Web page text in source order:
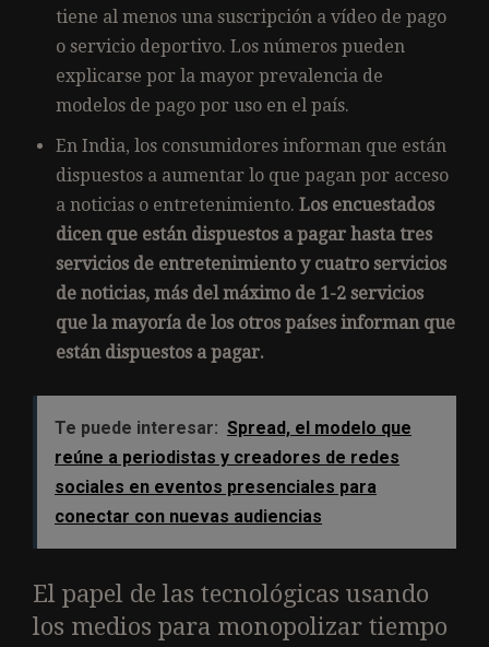
tiene al menos una suscripción a vídeo de pago
o servicio deportivo. Los números pueden
explicarse por la mayor prevalencia de
modelos de pago por uso en el país.
En India, los consumidores informan que están
dispuestos a aumentar lo que pagan por acceso
a noticias o entretenimiento. Los encuestados
dicen que están dispuestos a pagar hasta tres
servicios de entretenimiento y cuatro servicios
de noticias, más del máximo de 1-2 servicios
que la mayoría de los otros países informan que
están dispuestos a pagar.
Te puede interesar: Spread, el modelo que
reúne a periodistas y creadores de redes
sociales en eventos presenciales para
conectar con nuevas audiencias
El papel de las tecnológicas usando
los medios para monopolizar tiempo